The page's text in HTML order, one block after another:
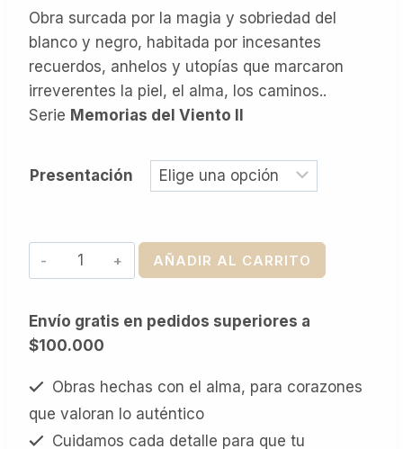
precios:
desde
$ 50.000
hasta
$ 110.000
Obra surcada por la magia y sobriedad del
blanco y negro, habitada por incesantes
recuerdos, anhelos y utopías que marcaron
irreverentes la piel, el alma, los caminos..
Serie Memorias del Viento II
Presentación
Mi
Ventanita
Impreso
cantidad
AÑADIR AL CARRITO
Envío gratis en pedidos superiores a
$100.000
Obras hechas con el alma, para corazones
que valoran lo auténtico
Cuidamos cada detalle para que tu